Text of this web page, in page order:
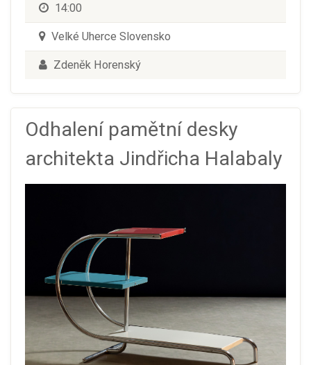
14:00
Velké Uherce Slovensko
Zdeněk Horenský
Odhalení pamětní desky
architekta Jindřicha Halabaly